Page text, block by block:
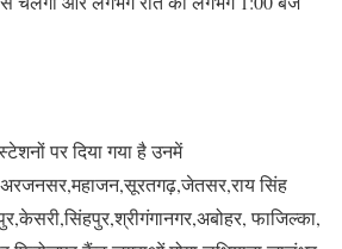
पर दिया गया है उनमें
सिंह
फाजिल्का,